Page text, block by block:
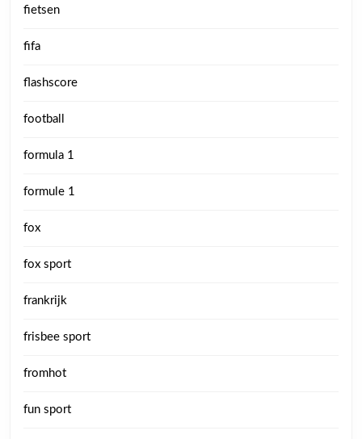
fietsen
fifa
flashscore
football
formula 1
formule 1
fox
fox sport
frankrijk
frisbee sport
fromhot
fun sport